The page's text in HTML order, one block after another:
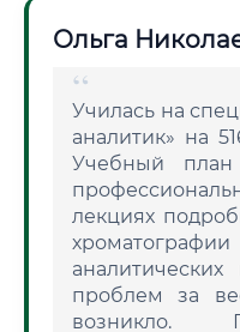
Ольга
Училась на
аналитик» на
Учебный план
лекциях
аналитических
проблем за
возникло.